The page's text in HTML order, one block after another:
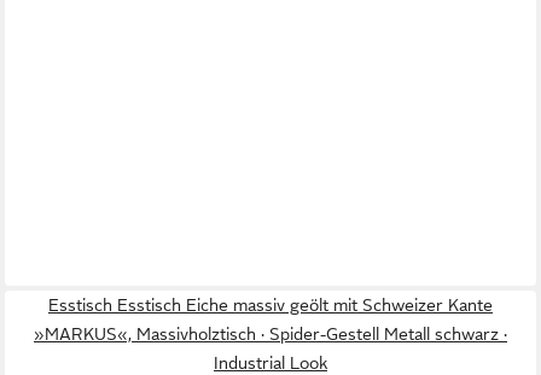
Esstisch Esstisch Eiche massiv geölt mit Schweizer Kante
»MARKUS«, Massivholztisch · Spider-Gestell Metall schwarz ·
Industrial Look